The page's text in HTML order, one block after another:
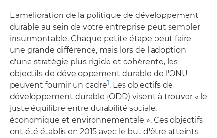
L'amélioration de la politique de développement
durable au sein de votre entreprise peut sembler
insurmontable. Chaque petite étape peut faire
une grande différence, mais lors de l'adoption
d'une stratégie plus rigide et cohérente, les
objectifs de développement durable de l'ONU
peuvent fournir un cadre1. Les objectifs de
développement durable (ODD) visent à trouver « le
juste équilibre entre durabilité sociale,
économique et environnementale ». Ces objectifs
ont été établis en 2015 avec le but d'être atteints